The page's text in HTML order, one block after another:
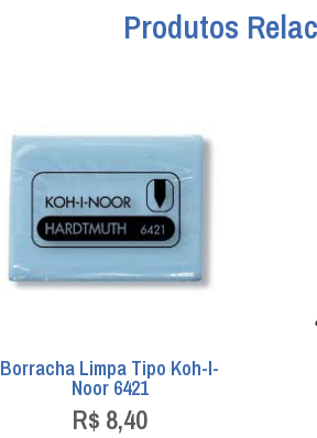
Produtos
Borracha Limpa Tipo Koh-I-
Noor 6421
R$ 8,40